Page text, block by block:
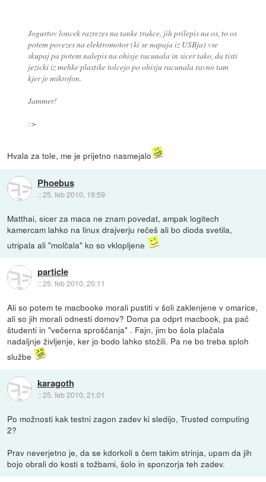
Jogurtov loncek razrezes na tanke trakce, jih prilepis na os, to os
potem povezes na elektromotor (ki se napaja iz USBja) vse
skupaj pa potem nalepis na ohisje racunala in sicer tako, da tisti
jezicki iz mehke plastike tolcejo po ohisju racunala ravno tam
kjer je mikrofon.
Jammer!
:>
Hvala za tole, me je prijetno nasmejalo
Phoebus
::25. feb 2010, 19:59
Matthai, sicer za maca ne znam povedat, ampak logitech
kamercam lahko na linux drajverju rečeš ali bo dioda svetila,
utripala ali "molčala" ko so vklopljene
particle
::25. feb 2010, 20:11
Ali so potem te macbooke morali pustiti v šoli zaklenjene v omarice,
ali so jih morali odnesti domov? Doma pa odprt macbook, pa pač
študenti in "večerna sproščanja" . Fajn, jim bo šola plačala
nadaljnje življenje, ker jo bodo lahko stožili. Pa ne bo treba sploh
službe
karagoth
::25. feb 2010, 21:01
Po možnosti kak testni zagon zadev ki sledijo, Trusted computing
2?
Prav neverjetno je, da se kdorkoli s čem takim strinja, upam da jih
bojo obrali do kosti s tožbami, šolo in sponzorja teh zadev.